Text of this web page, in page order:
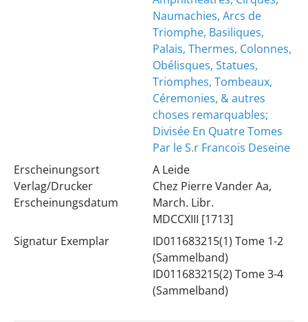
Naumachies, Arcs de
Triomphe, Basiliques,
Palais, Thermes, Colonnes,
Obélisques, Statues,
Triomphes, Tombeaux,
Céremonies, & autres
choses remarquables;
Divisée En Quatre Tomes
Par le S.r Francois Deseine
Erscheinungsort
Verlag/Drucker
Erscheinungsdatum
A Leide
Chez Pierre Vander Aa,
March. Libr.
MDCCXIII [1713]
Signatur Exemplar
ID011683215(1) Tome 1-2
(Sammelband)
ID011683215(2) Tome 3-4
(Sammelband)